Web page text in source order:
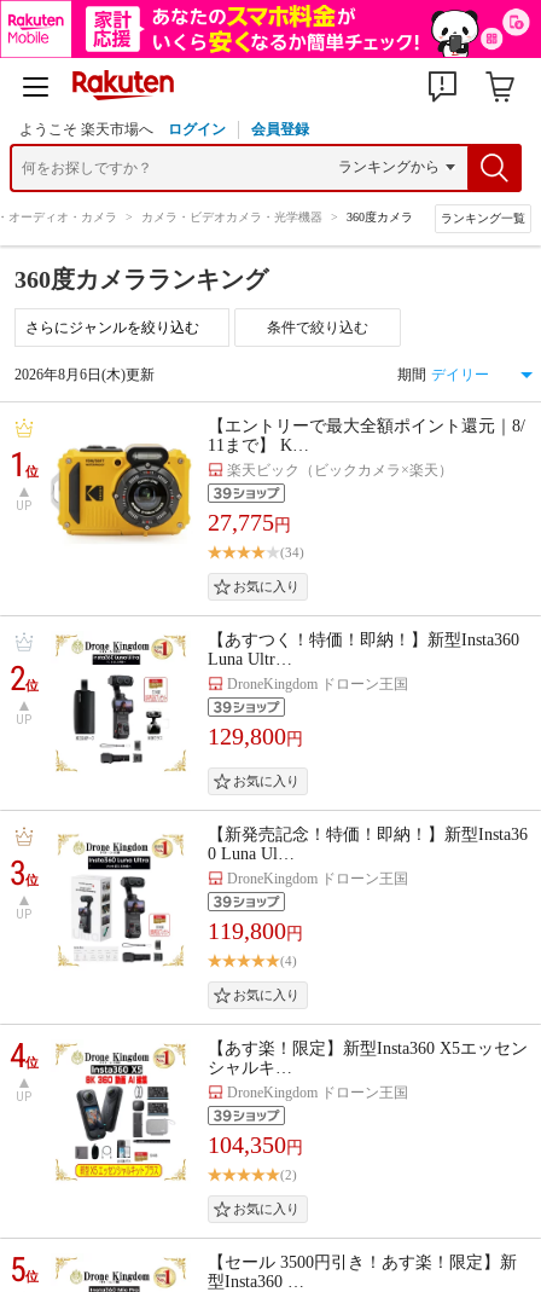
ようこそ 楽天市場へ ログイン 会員登録
オーディオ・カメラ > カメラ・ビデオカメラ・光学機器 > 360度カメラ ランキング一覧
360度カメラランキング
条件で絞り込む
2026年8月6日(木)更新 期間
1位
UP
【エントリーで最大全額ポイント還元｜8/
11まで】 K…
楽天ビック（ビックカメラ×楽天）
27,775円
(34)
2位
UP
【あすつく！特価！即納！】新型Insta360
Luna Ultr…
DroneKingdom ドローン王国
129,800円
3位
UP
【新発売記念！特価！即納！】新型Insta36
0 Luna Ul…
DroneKingdom ドローン王国
119,800円
(4)
4位
UP
【あす楽！限定】新型Insta360 X5エッセン
シャルキ…
DroneKingdom ドローン王国
104,350円
(2)
5位
【セール 3500円引き！あす楽！限定】新
型Insta360 …